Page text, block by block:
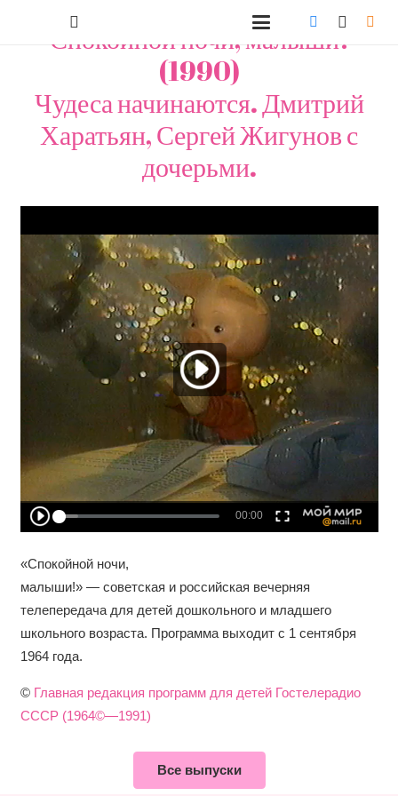
Спокойной ночи, малыши!
(1990)
Чудеса начинаются. Дмитрий
Харатьян, Сергей Жигунов с
дочерьми.
«Спокойной ночи,
малыши!» — советская и российская вечерняя
телепередача для детей дошкольного и младшего
школьного возраста. Программа выходит с 1 сентября
1964 года.
© Главная редакция программ для детей Гостелерадио
СССР (1964©—1991)
Все выпуски